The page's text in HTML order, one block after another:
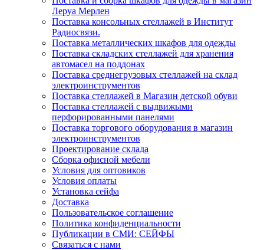
Леруа Мерлен
Поставка консольных стеллажей в Институт
Радиосвязи.
Поставка металлических шкафов для одежды
Поставка складских стеллажей для хранения
автомасел на поддонах
Поставка среднегрузовых стеллажей на склад
электроинструментов
Поставка стеллажей в Магазин детской обуви
Поставка стеллажей с выдвижыми
перфорированными панелями
Поставка торгового оборудования в магазин
электроинструментов
Проектирование склада
Сборка офисной мебели
Условия для оптовиков
Условия оплаты
Установка сейфа
Доставка
Пользовательское соглашение
Политика конфиденциальности
Публикации в СМИ: СЕЙФЫ
Связаться с нами